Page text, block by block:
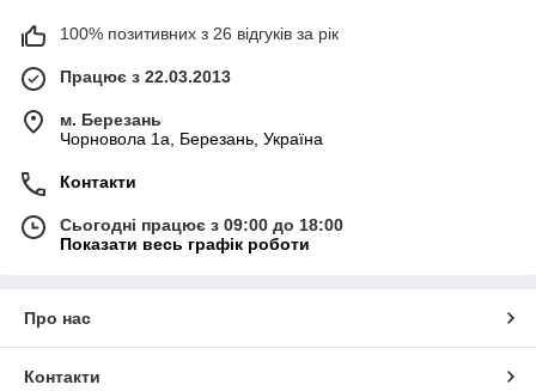
100% позитивних з 26 відгуків за рік
Працює з 22.03.2013
м. Березань
Чорновола 1а, Березань, Україна
Контакти
Сьогодні працює з 09:00 до 18:00
Показати весь графік роботи
Про нас
Контакти